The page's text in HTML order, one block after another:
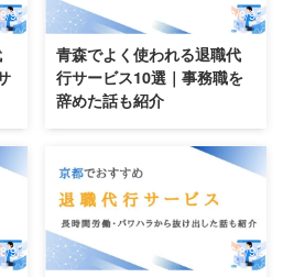
8/9 2026/8/9
青森でよく使われる退職代
行サービス10選｜事務職を
辞めた話も紹介
8/9 2026/8/9